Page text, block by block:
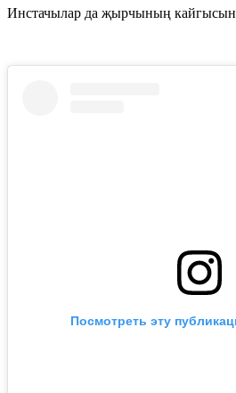
Инстачылар да җырчының кайгысын
Посмотреть эту